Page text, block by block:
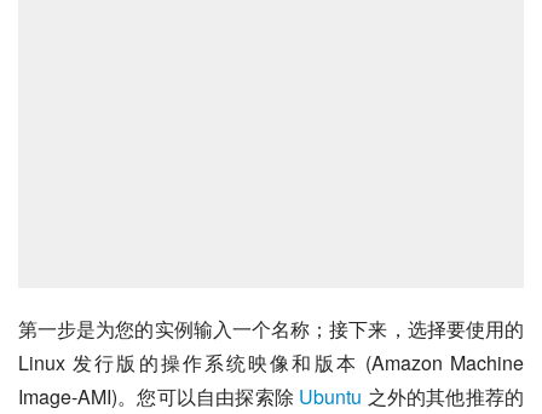
第一步是为您的实例输入一个名称；接下来，选择要使用的
Linux 发行版的操作系统映像和版本 (Amazon Machine
Image-AMI)。您可以自由探索除 Ubuntu 之外的其他推荐的